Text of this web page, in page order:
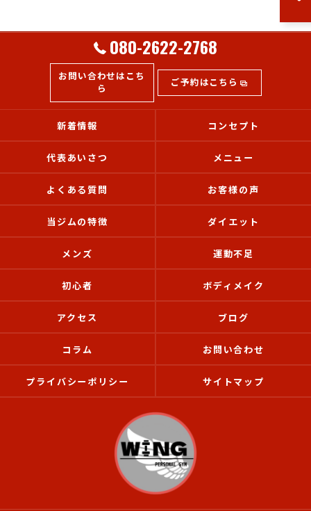
080-2622-2768
お問い合わせはこち
ら
ご予約はこちら
新着情報 コンセプト
代表あいさつ メニュー
よくある質問 お客様の声
当ジムの特徴 ダイエット
メンズ 運動不足
初心者 ボディメイク
アクセス ブログ
コラム お問い合わせ
プライバシーポリシー サイトマップ